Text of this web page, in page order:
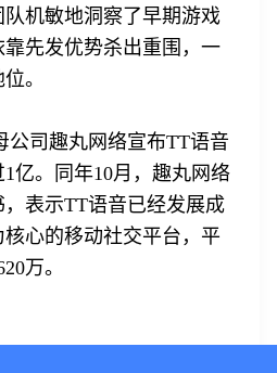
机敏地洞察了早期游戏
先发优势杀出重围，一
。
公司趣丸网络宣布TT语音
亿。同年10月，趣丸网络
表示TT语音已经发展成
心的移动社交平台，平
万。